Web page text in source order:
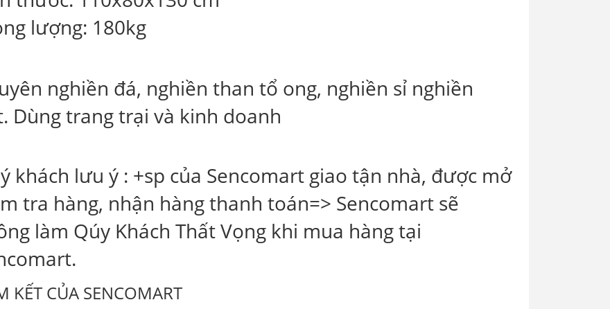
YT-8106
lượng: 180kg
nghiền đá, nghiền than tổ ong, nghiền sỉ nghiền
Dùng trang trại và kinh doanh
khách lưu ý : +sp của Sencomart giao tận nhà, được mở
tra hàng, nhận hàng thanh toán=> Sencomart sẽ
làm Qúy Khách Thất Vọng khi mua hàng tại
KẾT CỦA SENCOMART